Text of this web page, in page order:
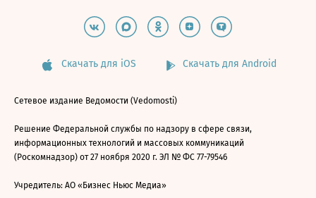
Скачать для iOS Скачать для Android
Сетевое издание Ведомости (Vedomosti)
Решение Федеральной службы по надзору в сфере связи,
информационных технологий и массовых коммуникаций
(Роскомнадзор) от 27 ноября 2020 г. ЭЛ № ФС 77-79546
Учредитель: АО «Бизнес Ньюс Медиа»